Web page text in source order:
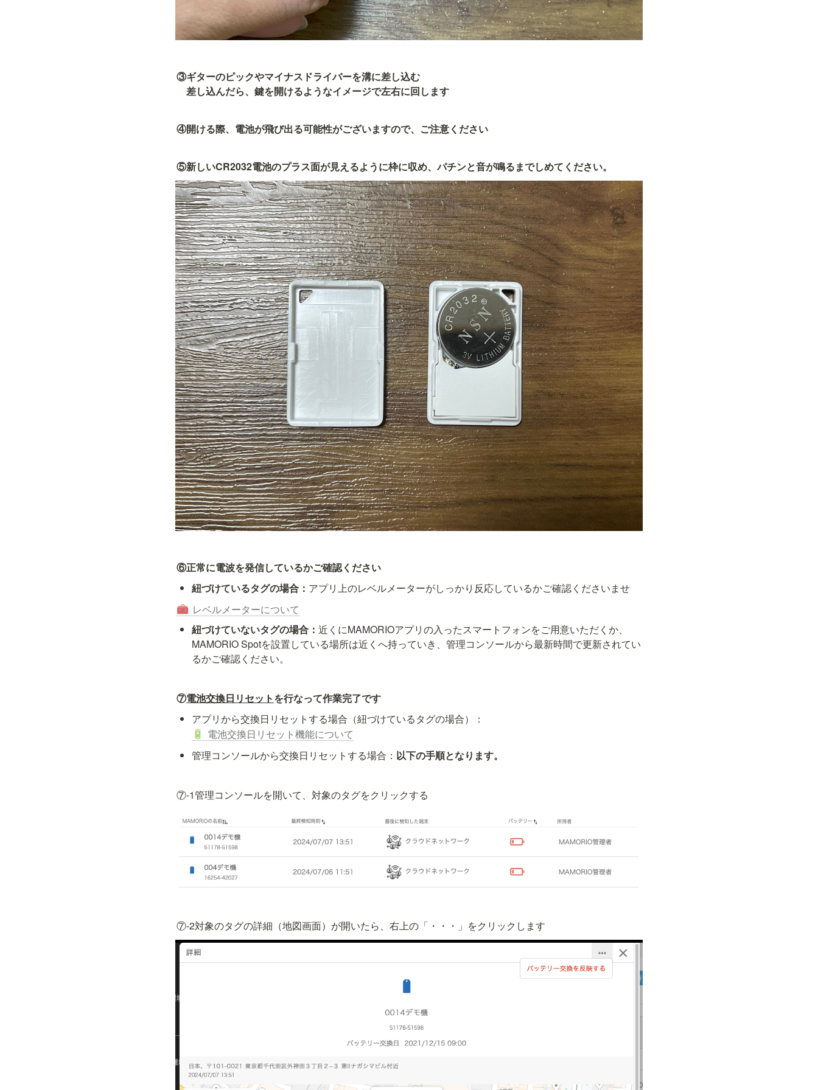
③ギターのピックやマイナスドライバーを溝に差し込む
差し込んだら、鍵を開けるようなイメージで左右に回します
④開ける際、電池が飛び出る可能性がございますので、ご注意ください
⑤新しいCR2032電池のプラス面が見えるように枠に収め、パチンと音が鳴るまでしめてください。
⑥正常に電波を発信しているかご確認ください
紐づけているタグの場合： アプリ上のレベルメーターがしっかり反応しているかご確認くださいませ
🧰 レベルメーターについて
紐づけていないタグの場合：近くにMAMORIOアプリの入ったスマートフォンをご用意いただくか、
MAMORIO Spotを設置している場所は近くへ持っていき、管理コンソールから最新時間で更新されてい
るかご確認ください。
⑦電池交換日リセットを行なって作業完了です
アプリから交換日リセットする場合（紐づけているタグの場合）：
🔋
電池交換日リセット機能について
管理コンソールから交換日リセットする場合： 以下の手順となります。
⑦-1管理コンソールを開いて、対象のタグをクリックする
⑦-2対象のタグの詳細（地図画面）が開いたら、右上の「・・・」をクリックします